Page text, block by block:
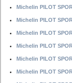
Michelin PILOT
Michelin PILOT
Michelin PILOT
Michelin PILOT
Michelin PILOT
Michelin PILOT